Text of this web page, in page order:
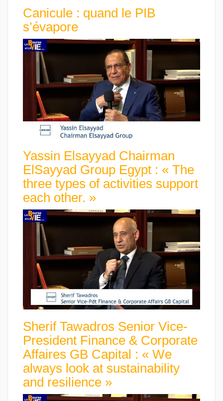
Canicule : quand le PIB
s’évapore
Yassin Elsayyad Chairman
ElSayyad Group Egypt : « The
three types of activities support
each other. »
Sherif Tawadros Senior Vice-
President Finance & Corporate
Affaires GB Capital : « We
always look at sustainability
and resilience »